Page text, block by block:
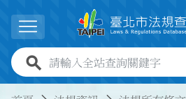
展開選單
全站查詢關鍵字欄位